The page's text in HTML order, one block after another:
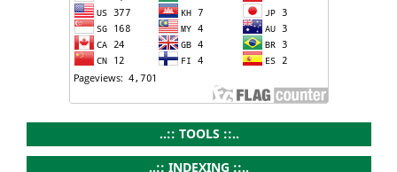
..:: TOOLS ::..
..:: INDEXING ::..